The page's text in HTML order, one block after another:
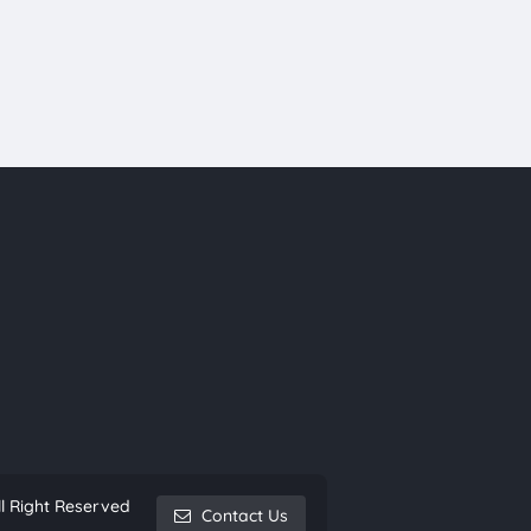
Right Reserved Contact Us